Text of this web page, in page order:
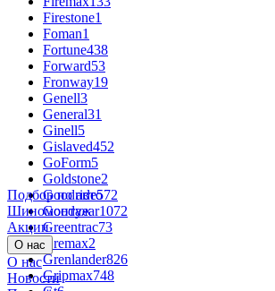
Firestone1
Foman1
Fortune438
Forward53
Fronway19
Genell3
General31
Ginell5
Gislaved452
GoForm5
Goldstone2
Goodride572
Goodyear1072
Greentrac73
Gremax2
Grenlander826
Gripmax748
Подбор по авто
Шиномонтаж
Акции
О нас
О нас
Новости